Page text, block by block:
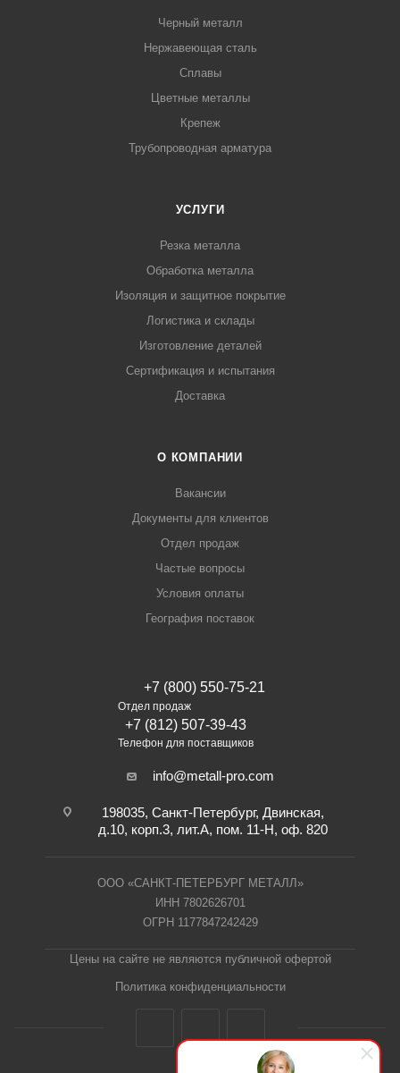
Черный металл
Нержавеющая сталь
Сплавы
Цветные металлы
Крепеж
Трубопроводная арматура
УСЛУГИ
Резка металла
Обработка металла
Изоляция и защитное покрытие
Логистика и склады
Изготовление деталей
Сертификация и испытания
Доставка
О КОМПАНИИ
Вакансии
Документы для клиентов
Отдел продаж
Частые вопросы
Условия оплаты
География поставок
+7 (800) 550-75-21
Отдел продаж
+7 (812) 507-39-43
Телефон для поставщиков
info@metall-pro.com
198035, Санкт-Петербург, Двинская,
д.10, корп.3, лит.А, пом. 11-Н, оф. 820
ООО «САНКТ-ПЕТЕРБУРГ МЕТАЛЛ»
ИНН 7802626701
ОГРН 1177847242429
Цены на сайте не являются публичной офертой
Политика конфиденциальности